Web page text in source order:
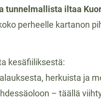
tunnelmallista iltaa
perheelle kartanon
kesäfiiliksestä:
herkuista ja
– täällä